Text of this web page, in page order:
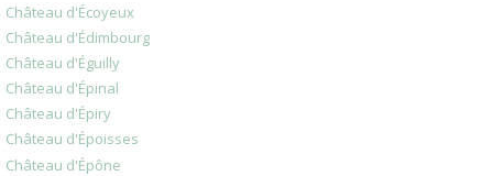
Château d'Écoyeux
Château d'Édimbourg
Château d'Éguilly
Château d'Épinal
Château d'Épiry
Château d'Époisses
Château d'Épône